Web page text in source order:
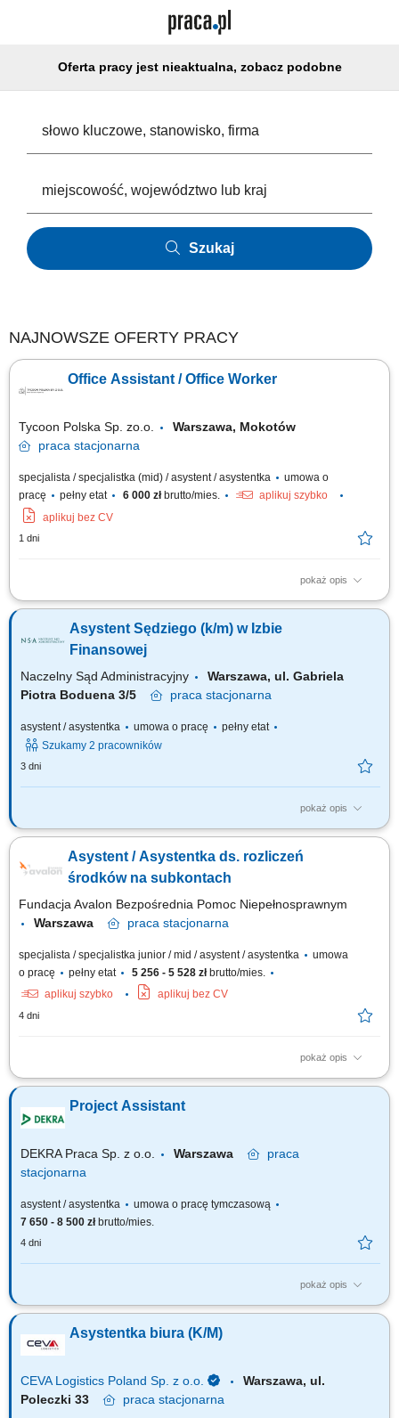
Oferta pracy jest nieaktualna, zobacz podobne
Szukaj
NAJNOWSZE OFERTY PRACY
Office Assistant / Office Worker
Tycoon Polska Sp. zo.o.
Warszawa, Mokotów
praca stacjonarna
specjalista / specjalistka (mid) / asystent / asystentka
umowa o
pracę
pełny etat 6 000 złbrutto/mies.
aplikuj szybko
aplikuj bez CV
1 dni
pokaż opis
Responsibilities: Answering and directing phone calls, emails, and other
Assisting in scheduling meetings, appointments, and managing
calendars. Performing data entry tasks, updating records, and generating
Asystent Sędziego (k/m) w Izbie
Finansowej
Naczelny Sąd Administracyjny
Warszawa, ul. Gabriela
Piotra Boduena 3/5
praca stacjonarna
asystent / asystentka umowa o pracę
pełny etat
Szukamy 2 pracowników
3 dni
pokaż opis
Izba Finansowa sprawuje nadzór nad orzecznictwem wojewódzkich
świadczeń pieniężnych, do których mają zastosowanie przepisy
podatkowe oraz o egzekucji świadczeń pieniężnych. W Izbie Finansowej
Asystent / Asystentka ds. rozliczeń
środków na subkontach
Fundacja Avalon Bezpośrednia Pomoc Niepełnosprawnym
Warszawa
praca stacjonarna
specjalista / specjalistka junior / mid / asystent / asystentka
umowa
o pracę
pełny etat 5 256 - 5 528 złbrutto/mies.
aplikuj szybko
aplikuj bez CV
4 dni
pokaż opis
Zakres obowiązków: Obsługa narzędzi i programów umożliwiających
Avalon; Obsługa umów darowizn – rejestracja, weryfikacja,
przygotowanie wymaganego sprawozdania; Kontrola terminów i kwot
Project Assistant
DEKRA Praca Sp. z o.o. Warszawa
praca
stacjonarna
asystent / asystentka
umowa o pracę tymczasową
7 650 - 8 500 złbrutto/mies.
4 dni
pokaż opis
Responsibilities: Supporting teams in the coordination and management
notes, letters, reports and following up on related actions; Preparing and
monitoring financial commitments, invoices, payment records and bank
Asystentka biura (K/M)
CEVA Logistics Poland Sp. z o.o.
Warszawa, ul.
Poleczki 33
praca stacjonarna